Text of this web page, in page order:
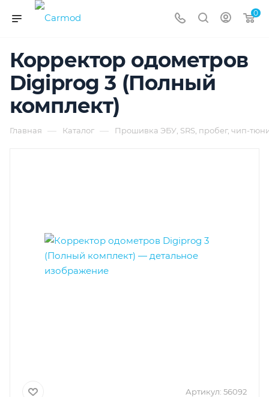
0
Корректор одометров
Digiprog 3 (Полный
комплект)
Главная — Каталог — Прошивка ЭБУ, SRS, пробег, чип-
Артикул: 56092